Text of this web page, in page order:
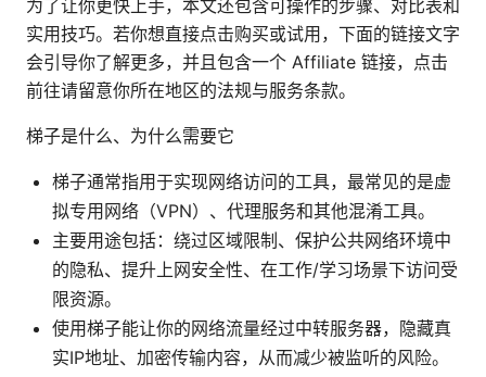
为了让你更快上手，本文还包含可操作的步骤、对比表和
实用技巧。若你想直接点击购买或试用，下面的链接文字
会引导你了解更多，并且包含一个 Affiliate 链接，点击
前往请留意你所在地区的法规与服务条款。
梯子是什么、为什么需要它
梯子通常指用于实现网络访问的工具，最常见的是虚
拟专用网络（VPN）、代理服务和其他混淆工具。
主要用途包括：绕过区域限制、保护公共网络环境中
的隐私、提升上网安全性、在工作/学习场景下访问受
限资源。
使用梯子能让你的网络流量经过中转服务器，隐藏真
实IP地址、加密传输内容，从而减少被监听的风险。